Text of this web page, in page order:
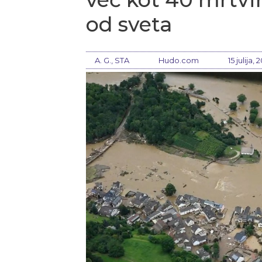
od sveta
A. G., STA Hudo.com 15 julija,